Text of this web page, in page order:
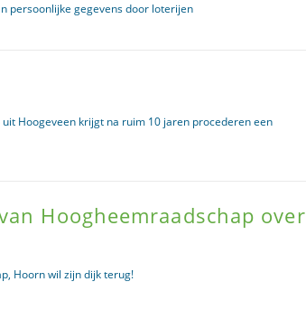
persoonlijke gegevens door loterijen
uit Hoogeveen krijgt na ruim 10 jaren procederen een
Hoogheemraadschap over
Hoorn wil zijn dijk terug!